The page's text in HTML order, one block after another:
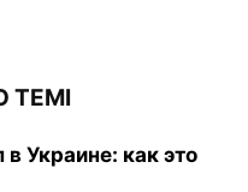
ТЕМІ
Украине: как это